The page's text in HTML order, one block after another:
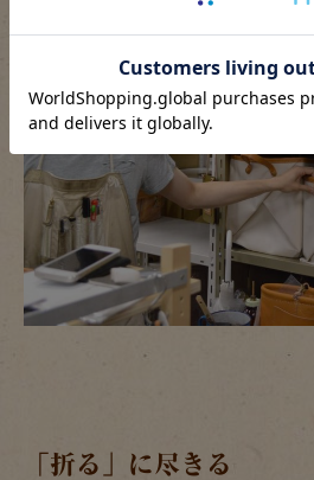
「折る」に尽きる